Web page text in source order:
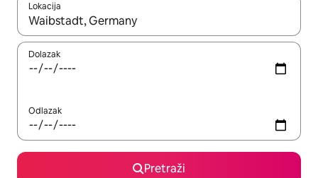
Lokacija
Kada budu dostupni rezultati, moći ćete ih pregledati
Dolazak
Odlazak
Pretraži